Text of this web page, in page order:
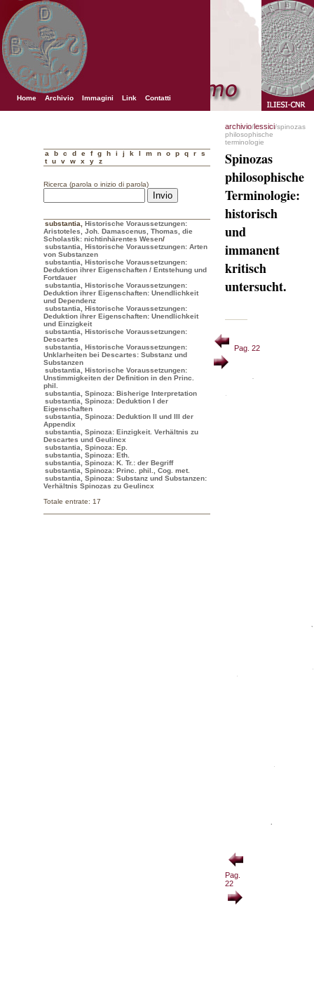
Home Archivio Immagini Link Contatti
a b c d e f g h i j k l m n o p q r
s
t
u v w x y z
Ricerca (parola o inizio di parola)
substantia
Historische Voraussetzungen:
Aristoteles, Joh. Damascenus, Thomas, die
Scholastik: nichtinhärentes Wesen/
substantia, Historische Voraussetzungen: Arten
von Substanzen
substantia, Historische Voraussetzungen:
Deduktion ihrer Eigenschaften / Entstehung und
Fortdauer
substantia, Historische Voraussetzungen:
Deduktion ihrer Eigenschaften: Unendlichkeit
und Dependenz
substantia, Historische Voraussetzungen:
Deduktion ihrer Eigenschaften: Unendlichkeit
und Einzigkeit
substantia, Historische Voraussetzungen:
Descartes
substantia, Historische Voraussetzungen:
Unklarheiten bei Descartes: Substanz und
Substanzen
substantia, Historische Voraussetzungen:
Unstimmigkeiten der Definition in den Princ.
phil.
substantia, Spinoza: Bisherige Interpretation
substantia, Spinoza: Deduktion I der
Eigenschaften
substantia, Spinoza: Deduktion II und III der
Appendix
substantia, Spinoza: Einzigkeit. Verhältnis zu
Descartes und Geulincx
substantia, Spinoza: Ep.
substantia, Spinoza: Eth.
substantia, Spinoza: K. Tr.: der Begriff
substantia, Spinoza: Princ. phil., Cog. met.
substantia, Spinoza: Substanz und Substanzen:
Verhältnis Spinozas zu Geulincx
Totale entrate: 17
archivio/lessici/spinozas
philosophische
terminologie
Spinozas
philosophische
Terminologie:
historisch
und
immanent
kritisch
untersucht.
Pag. 22
Pag.
22